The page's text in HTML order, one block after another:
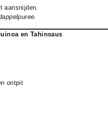
aansnijden.
en Tahinsaus
ontpit